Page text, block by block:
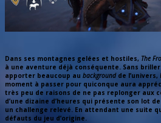
Dans ses montagnes gelées et hostiles, The
à une aventure déjà conséquente. Sans
apporter beaucoup au backgroundde l’univers,
moment à passer pour quiconque aura
très peu de raisons de ne pas replonger aux
d’une dizaine d’heures qui présente son lot
un challenge relevé. En attendant une suite
défauts du jeu d’origine.